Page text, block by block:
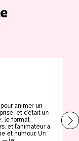
animer un
et c’était un
le format
et l’animateur a
et humour. Un